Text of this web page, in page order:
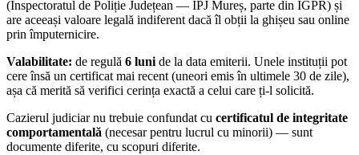
(Inspectoratul de Poliție Județean — IPJ Mureș, parte din IGPR) și
are aceeași valoare legală indiferent dacă îl obții la ghișeu sau online
prin împuternicire.
Valabilitate: de regulă 6 luni de la data emiterii. Unele instituții pot
cere însă un certificat mai recent (uneori emis în ultimele 30 de zile),
așa că merită să verifici cerința exactă a celui care ți-l solicită.
Cazierul judiciar nu trebuie confundat cu certificatul de integritate
comportamentală (necesar pentru lucrul cu minorii) — sunt
documente diferite, cu scopuri diferite.